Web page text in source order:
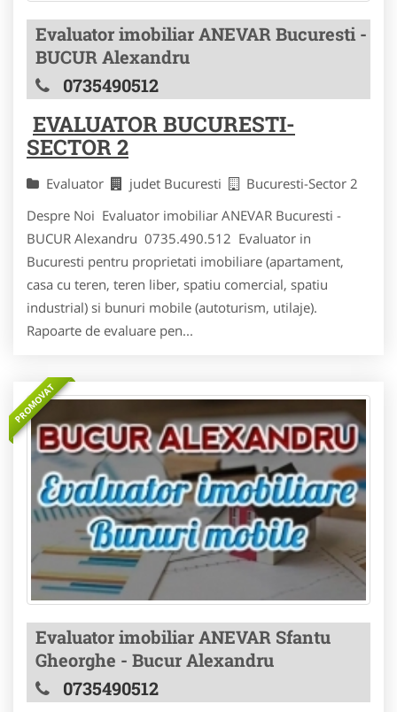
Evaluator imobiliar ANEVAR Bucuresti -
BUCUR Alexandru
0735490512
EVALUATOR BUCURESTI-
SECTOR 2
Evaluator judet Bucuresti
Bucuresti-Sector 2
Despre Noi Evaluator imobiliar ANEVAR Bucuresti -
BUCUR Alexandru 0735.490.512 Evaluator in
Bucuresti pentru proprietati imobiliare (apartament,
casa cu teren, teren liber, spatiu comercial, spatiu
industrial) si bunuri mobile (autoturism, utilaje).
Rapoarte de evaluare pen...
PROMOVAT
Evaluator imobiliar ANEVAR Sfantu
Gheorghe - Bucur Alexandru
0735490512